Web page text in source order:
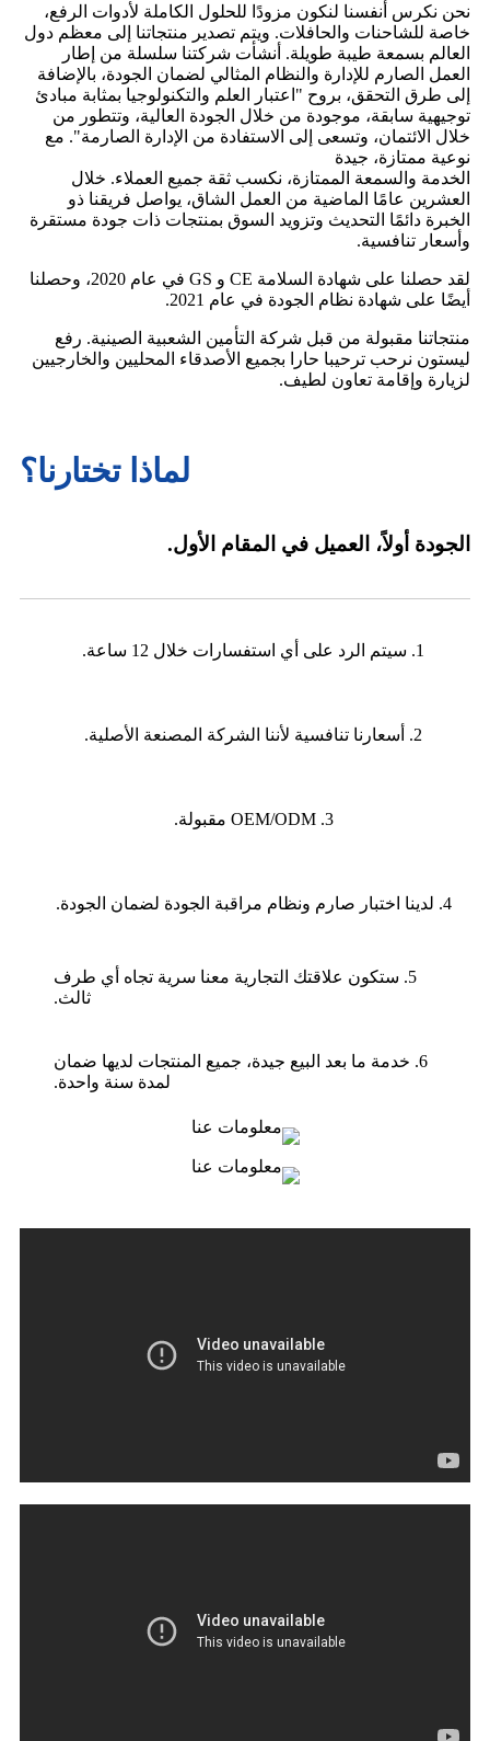
نحن نكرس أنفسنا لنكون مزودًا للحلول الكاملة لأدوات الرفع،
خاصة للشاحنات والحافلات. ويتم تصدير منتجاتنا إلى معظم دول
العالم بسمعة طيبة طويلة. أنشأت شركتنا سلسلة من إطار
العمل الصارم للإدارة والنظام المثالي لضمان الجودة، بالإضافة
إلى طرق التحقق، بروح "اعتبار العلم والتكنولوجيا بمثابة مبادئ
توجيهية سابقة، موجودة من خلال الجودة العالية، وتتطور من
خلال الائتمان، وتسعى إلى الاستفادة من الإدارة الصارمة". مع
نوعية ممتازة، جيدة
الخدمة والسمعة الممتازة، نكسب ثقة جميع العملاء. خلال
العشرين عامًا الماضية من العمل الشاق، يواصل فريقنا ذو
الخبرة دائمًا التحديث وتزويد السوق بمنتجات ذات جودة مستقرة
وأسعار تنافسية.
لقد حصلنا على شهادة السلامة CE و GS في عام 2020، وحصلنا
أيضًا على شهادة نظام الجودة في عام 2021.
منتجاتنا مقبولة من قبل شركة التأمين الشعبية الصينية. رفع
ليستون نرحب ترحيبا حارا بجميع الأصدقاء المحليين والخارجيين
لزيارة وإقامة تعاون لطيف.
لماذا تختارنا؟
الجودة أولاً، العميل في المقام الأول.
1. سيتم الرد على أي استفسارات خلال 12 ساعة.
2. أسعارنا تنافسية لأننا الشركة المصنعة الأصلية.
3. OEM/ODM مقبولة.
4. لدينا اختبار صارم ونظام مراقبة الجودة لضمان الجودة.
5. ستكون علاقتك التجارية معنا سرية تجاه أي طرف
ثالث.
6. خدمة ما بعد البيع جيدة، جميع المنتجات لديها ضمان
لمدة سنة واحدة.